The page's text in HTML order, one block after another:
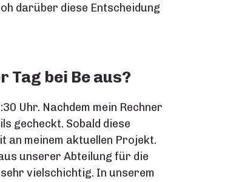
darüber diese Entscheidung
bei Be aus?
Uhr. Nachdem mein Rechner
gecheckt. Sobald diese
an meinem aktuellen Projekt.
unserer Abteilung für die
vielschichtig. In unserem